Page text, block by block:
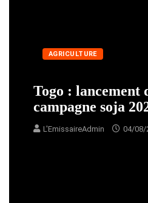
AGRICULTURE
Togo : lancement
campagne soja
L'EmissaireAdmin 04/08/